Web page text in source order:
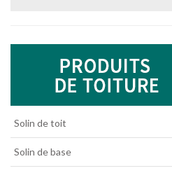
Solin de toit
Solin de base